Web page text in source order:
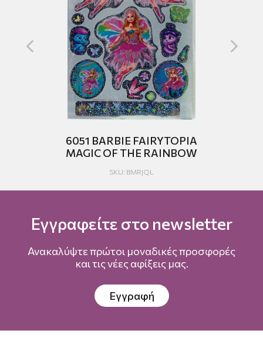
6051 BARBIE FAIRYTOPIA
MAGIC OF THE RAINBOW
SKU: BMRJQL
Εγγραφείτε στο newsletter
Ανακαλύψτε πρώτοι μοναδικές προσφορές
και τις νέες αφίξεις μας.
Εγγραφή